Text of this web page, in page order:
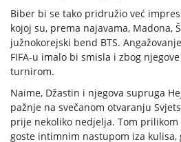
Biber bi se tako pridružio već
kojoj su, prema najavama, Madona,
južnokorejski bend BTS.
FIFA-u imalo bi smisla i zbog
turnirom.
Naime, Džastin i njegova supruga
pažnje na svečanom otvaranju
prije nekoliko nedjelja. Tom prilikom
goste intimnim nastupom iza kulisa,